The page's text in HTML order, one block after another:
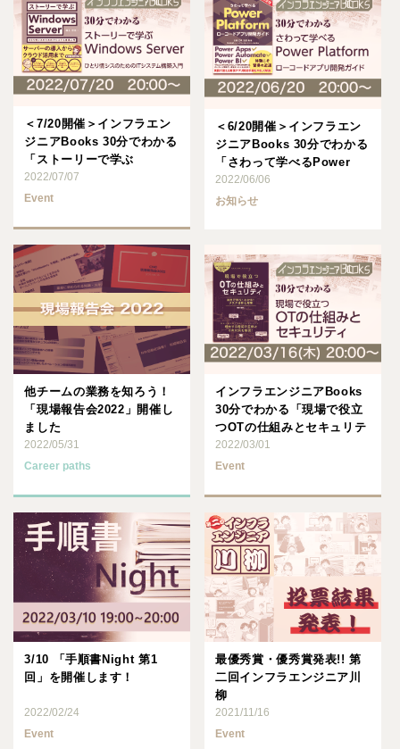
＜7/20開催＞インフラエン
ジニアBooks 30分でわかる
「ストーリーで学ぶ
Windows Ser･･･
2022/07/07
Event
＜6/20開催＞インフラエン
ジニアBooks 30分でわかる
「さわって学べるPower
Platfo･･･
2022/06/06
お知らせ
他チームの業務を知ろう！
「現場報告会2022」開催し
ました
2022/05/31
Career paths
インフラエンジニアBooks
30分でわかる「現場で役立
つOTの仕組みとセキュリテ
ィ」
2022/03/01
Event
3/10 「手順書Night 第1
回」を開催します！
2022/02/24
Event
最優秀賞・優秀賞発表!! 第
二回インフラエンジニア川
柳
2021/11/16
Event